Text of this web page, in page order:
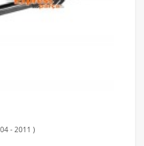
- 2011 )